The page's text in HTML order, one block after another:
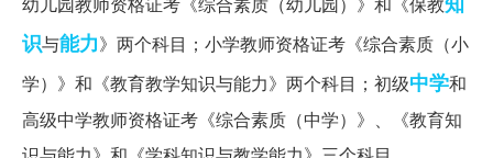
识与能力》两个科目；小学教师资格证考《综合素质（小
学）》和《教育教学知识与能力》两个科目；初级中学和
高级中学教师资格证考《综合素质（中学）》、《教育知